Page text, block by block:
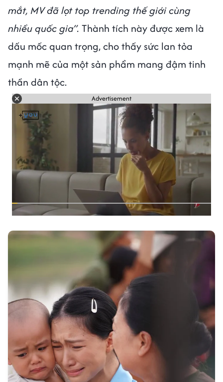
mắt, MV đã lọt top trending thế giới cùng
nhiều quốc gia”. Thành tích này được xem là
dấu mốc quan trọng, cho thấy sức lan tỏa
mạnh mẽ của một sản phẩm mang đậm tinh
thần dân tộc.
Advertisement